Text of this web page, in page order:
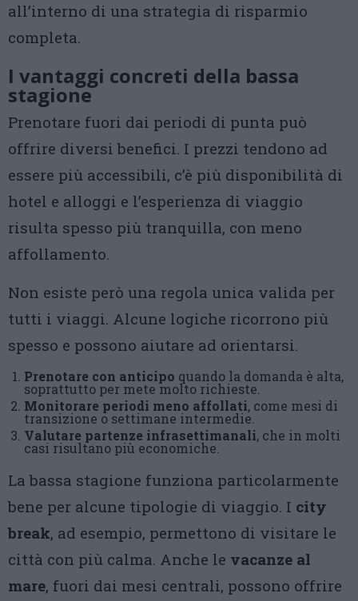
all’interno di una strategia di risparmio
completa.
I vantaggi concreti della bassa
stagione
Prenotare fuori dai periodi di punta può
offrire diversi benefici. I prezzi tendono ad
essere più accessibili, c’è più disponibilità di
hotel e alloggi e l’esperienza di viaggio
risulta spesso più tranquilla, con meno
affollamento.
Non esiste però una regola unica valida per
tutti i viaggi. Alcune logiche ricorrono più
spesso e possono aiutare ad orientarsi.
Prenotare con anticipo quando la domanda è alta,
soprattutto per mete molto richieste.
Monitorare periodi meno affollati, come mesi di
transizione o settimane intermedie.
Valutare partenze infrasettimanali, che in molti
casi risultano più economiche.
La bassa stagione funziona particolarmente
bene per alcune tipologie di viaggio. I city
break, ad esempio, permettono di visitare le
città con più calma. Anche le vacanze al
mare, fuori dai mesi centrali, possono offrire